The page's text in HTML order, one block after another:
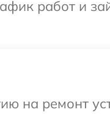
работ и
на ремонт